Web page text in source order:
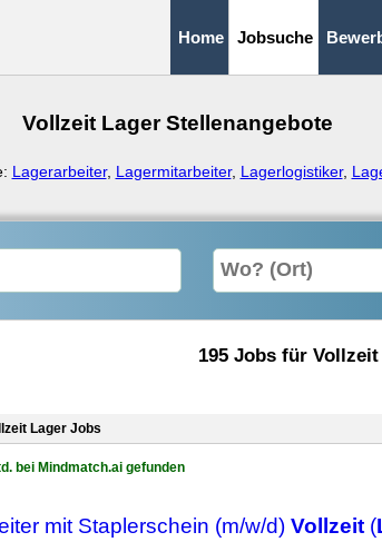
Home Jobsuche
Vollzeit Lager Stellenangebote
Lagerarbeiter, Lagermitarbeiter, Lagerlogistiker,
195 Jobs für
Lager Jobs
bei Mindmatch.ai gefunden
mit Staplerschein (m/w/d) Vollzeit (